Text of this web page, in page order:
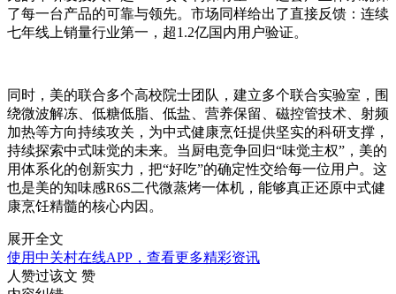
了每一台产品的可靠与领先。市场同样给出了直接反馈：连续
七年线上销量行业第一，超1.2亿国内用户验证。
同时，美的联合多个高校院士团队，建立多个联合实验室，围
绕微波解冻、低糖低脂、低盐、营养保留、磁控管技术、射频
加热等方向持续攻关，为中式健康烹饪提供坚实的科研支撑，
持续探索中式味觉的未来。当厨电竞争回归“味觉主权”，美的
用体系化的创新实力，把“好吃”的确定性交给每一位用户。这
也是美的知味感R6S二代微蒸烤一体机，能够真正还原中式健
康烹饪精髓的核心内因。
展开全文
使用中关村在线APP，查看更多精彩资讯
人赞过该文 赞